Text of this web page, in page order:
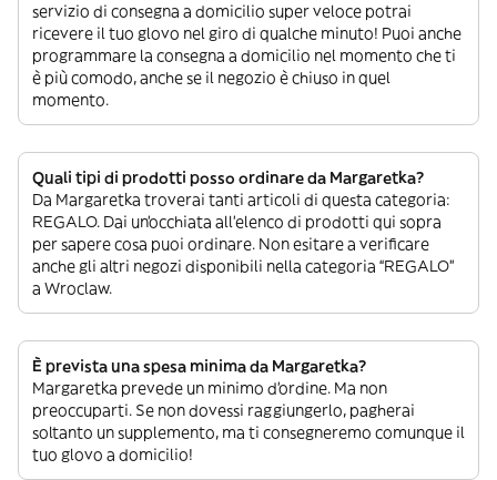
servizio di consegna a domicilio super veloce potrai
ricevere il tuo glovo nel giro di qualche minuto! Puoi anche
programmare la consegna a domicilio nel momento che ti
è più comodo, anche se il negozio è chiuso in quel
momento.
Quali tipi di prodotti posso ordinare da Margaretka?
Da Margaretka troverai tanti articoli di questa categoria:
REGALO. Dai un’occhiata all’elenco di prodotti qui sopra
per sapere cosa puoi ordinare. Non esitare a verificare
anche gli altri negozi disponibili nella categoria “REGALO”
a Wroclaw.
È prevista una spesa minima da Margaretka?
Margaretka prevede un minimo d’ordine. Ma non
preoccuparti. Se non dovessi raggiungerlo, pagherai
soltanto un supplemento, ma ti consegneremo comunque il
tuo glovo a domicilio!